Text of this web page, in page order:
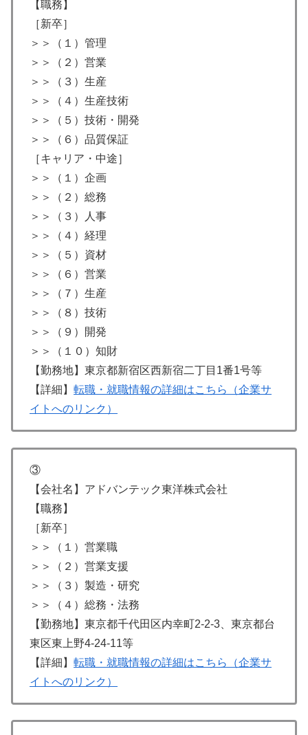
【職務】
［新卒］
＞＞（１）管理
＞＞（２）営業
＞＞（３）生産
＞＞（４）生産技術
＞＞（５）技術・開発
＞＞（６）品質保証
［キャリア・中途］
＞＞（１）企画
＞＞（２）総務
＞＞（３）人事
＞＞（４）経理
＞＞（５）資材
＞＞（６）営業
＞＞（７）生産
＞＞（８）技術
＞＞（９）開発
＞＞（１０）知財
【勤務地】東京都新宿区西新宿二丁目1番1号等
【詳細】 転職・就職情報の詳細はこちら（企業サ
イトへのリンク）
③
【会社名】アドバンテック東洋株式会社
【職務】
［新卒］
＞＞（１）営業職
＞＞（２）営業支援
＞＞（３）製造・研究
＞＞（４）総務・法務
【勤務地】東京都千代田区内幸町2-2-3、東京都台
東区東上野4-24-11等
【詳細】 転職・就職情報の詳細はこちら（企業サ
イトへのリンク）